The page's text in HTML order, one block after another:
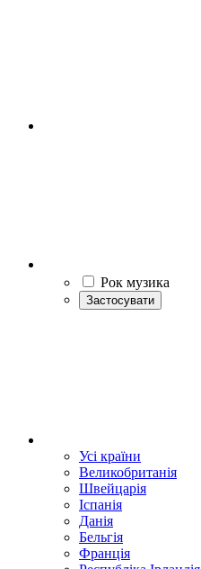
Рок музика
Застосувати
Усі країни
Великобританія
Швейцарія
Іспанія
Данія
Бельгія
Франція